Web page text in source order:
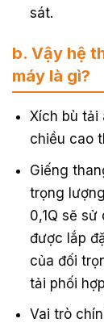
sát.
b. Vậy hệ
máy là gì?
Xích bù tải
chiều cao
Giếng
trọng
0,1Q sẽ
được lắp
của đối
tải phối
Vai trò